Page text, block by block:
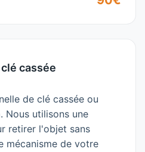
cassée
de clé cassée ou
. Nous utilisons une
retirer l'objet sans
mécanisme de votre